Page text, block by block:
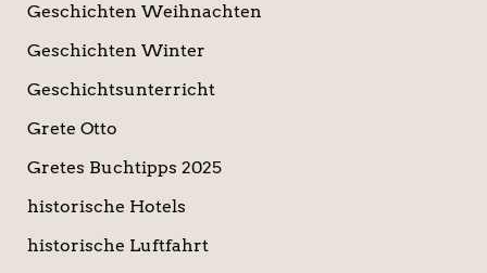
Geschichten Weihnachten
Geschichten Winter
Geschichtsunterricht
Grete Otto
Gretes Buchtipps 2025
historische Hotels
historische Luftfahrt